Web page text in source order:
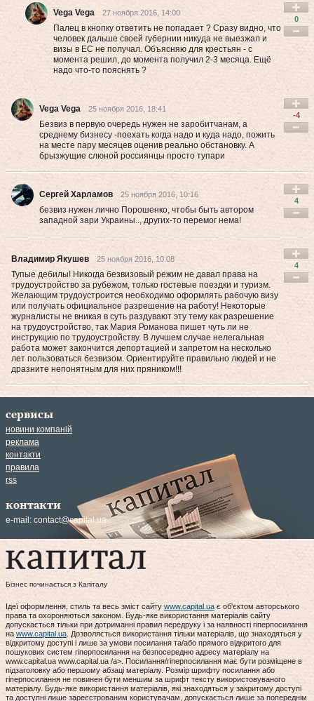
Vega Vega 27 ноября 2016, 14:00
Палец в кнопку ответить не попадает ? Сразу видно, что
человек дальше своей губернии никуда не выезжал и
визы в ЕС не получал. Объясняю для крестьян - с
момента решил, до момента получил 2-3 месяца. Ещё
надо что-то пояснять ?
0
Vega Vega 25 ноября 2016, 18:41
Безвиз в первую очередь нужен не заробитчанам, а
среднему бизнесу -поехать когда надо и куда надо, пожить
на месте пару месяцев оценив реально обстановку. А
брызжущие слюной россиянцы просто тупари
-4
Сергей Харламов 25 ноября 2016, 10:16
безвиз нужен лично Порошенко, чтобы быть автором
западной зари Украины.., других-то перемог нема!
4
Владимир Якушев 25 ноября 2016, 10:08
Тупые дебилы! Никогда безвизовый режим не давал права на
трудоустройство за рубежом, только гостевые поездки и туризм.
Желающим трудоустроится необходимо оформлять рабочую визу
или получать официальное разрешение на работу! Некоторые
журналисты не вникая в суть раздувают эту тему как разрешение
на трудоустройство, так Мария Романова пишет чуть ли не
инструкцию по трудоустройству. В лучшем случае нелегальная
работа может закончится депортацией и запретом на несколько
лет пользоваться безвизом. Ориентируйте правильно людей и не
дразните непонятным для них пряником!!!
4
сервисы
новини компаній
реклама
контакти
правила
rss
контакти
e-mail: contact@capital.ua
Бізнес починається з Капіталу
Ідеї оформлення, стиль та весь зміст сайту www.capital.ua є об'єктом авторського
права та охороняються законом. Будь-яке використання матеріалів сайту
допускається тільки при дотриманні правил передруку і за наявності гіперпосилання
на www.capital.ua. Дозволяється використання тільки матеріалів, що знаходяться у
відкритому доступі і лише за умови посилання та/або прямого відкритого для
пошукових систем гіперпосилання на безпосередню адресу матеріалу на
www.capital.ua www.capital.ua /a>. Посилання/гіперпосилання має бути розміщене в
підзаголовку або першому абзаці матеріалу. Розмір шрифту посилання або
гіперпосилання не повинен бути меншим за шрифт тексту використовуваного
матеріалу. Будь-яке використання матеріалів, які знаходяться у закритому доступі
та доступні лише зареєстрованим користувачам, допускається лише за попереднім